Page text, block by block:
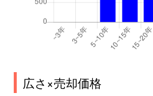
広さ×売却価格